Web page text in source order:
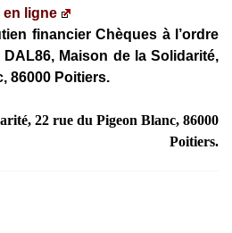
en ligne
financier Chèques à l’ordre
Maison de la Solidarité,
86000 Poitiers.
22 rue du Pigeon Blanc, 86000
Poitiers.